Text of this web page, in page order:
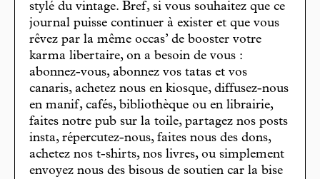
stylé du vintage. Bref, si vous souhaitez que ce
journal puisse continuer à exister et que vous
rêvez par la même occas’ de booster votre
karma libertaire, on a besoin de vous :
abonnez-vous, abonnez vos tatas et vos
canaris, achetez nous en kiosque, diffusez-nous
en manif, cafés, bibliothèque ou en librairie,
faites notre pub sur la toile, partagez nos posts
insta, répercutez-nous, faites nous des dons,
achetez nos t-shirts, nos livres, ou simplement
envoyez nous des bisous de soutien car la bise